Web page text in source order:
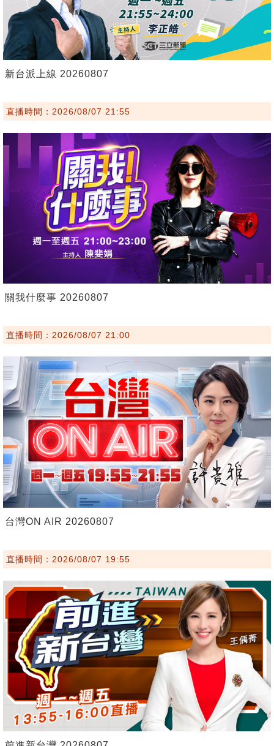
新台派上線 20260807
直播時間：2026/08/07 21:55
關我什麼事 20260807
直播時間：2026/08/07 21:00
台灣ON AIR 20260807
直播時間：2026/08/07 19:55